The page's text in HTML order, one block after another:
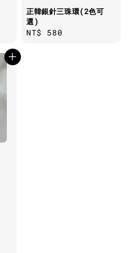
正韓銀針三珠環(2色可
選)
Regular
NT$ 580